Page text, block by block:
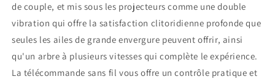
de couple, et mis sous les projecteurs comme une double
vibration qui offre la satisfaction clitoridienne profonde que
seules les ailes de grande envergure peuvent offrir, ainsi
qu'un arbre à plusieurs vitesses qui complète le expérience.
La télécommande sans fil vous offre un contrôle pratique et